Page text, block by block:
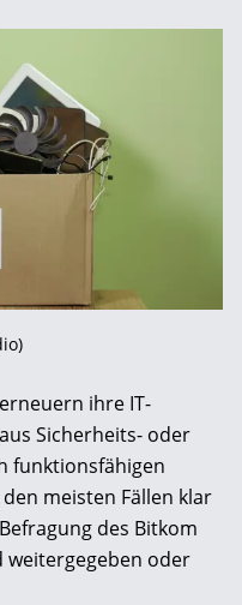
ihre IT-
Sicherheits- oder
funktionsfähigen
meisten Fällen klar
des Bitkom
weitergegeben oder